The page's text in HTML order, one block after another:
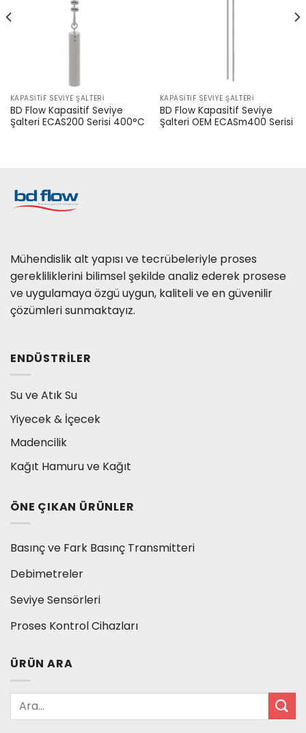
KAPASITIF SEVIYE ŞALTERI
BD Flow Kapasitif Seviye
Şalteri ECAS200 Serisi 400°C
KAPASITIF SEVIYE ŞALTERI
BD Flow Kapasitif Seviye
Şalteri OEM ECASm400 Serisi
Mühendislik alt yapısı ve tecrübeleriyle proses
gerekliliklerini bilimsel şekilde analiz ederek prosese
ve uygulamaya özgü uygun, kaliteli ve en güvenilir
çözümleri sunmaktayız.
ENDÜSTRILER
Su ve Atık Su
Yiyecek & İçecek
Madencilik
Kağıt Hamuru ve Kağıt
ÖNE ÇIKAN ÜRÜNLER
Basınç ve Fark Basınç Transmitteri
Debimetreler
Seviye Sensörleri
Proses Kontrol Cihazları
ÜRÜN ARA